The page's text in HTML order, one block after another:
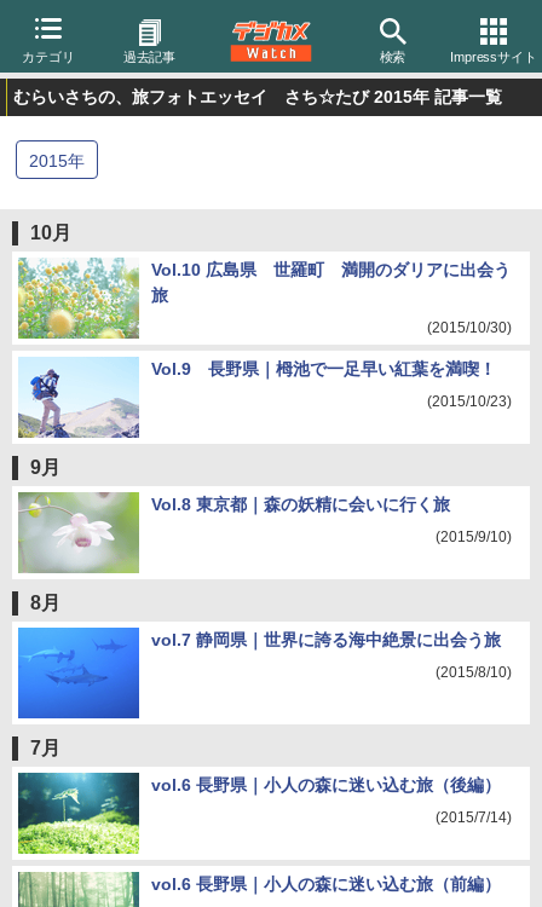
カテゴリ 過去記事 検索 Impressサイト
むらいさちの、旅フォトエッセイ さち☆たび 2015年 記事一覧
2015年
10月
Vol.10 広島県 世羅町 満開のダリアに出会う
旅
(2015/10/30)
Vol.9 長野県｜栂池で一足早い紅葉を満喫！
(2015/10/23)
9月
Vol.8 東京都｜森の妖精に会いに行く旅
(2015/9/10)
8月
vol.7 静岡県｜世界に誇る海中絶景に出会う旅
(2015/8/10)
7月
vol.6 長野県｜小人の森に迷い込む旅（後編）
(2015/7/14)
vol.6 長野県｜小人の森に迷い込む旅（前編）